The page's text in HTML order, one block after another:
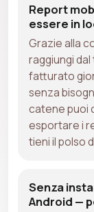
Report
essere in
Grazie alla
raggiungi
fatturato
senza
catene puoi
esportare i
tieni il polso
Senza
Android —